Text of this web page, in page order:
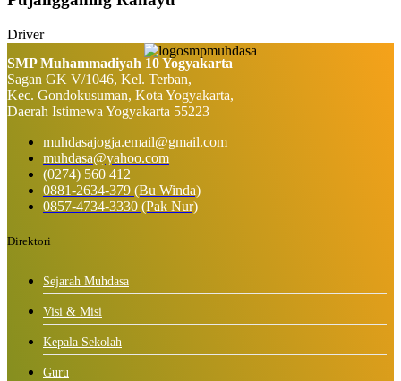
Driver
SMP Muhammadiyah 10 Yogyakarta
Sagan GK V/1046, Kel. Terban,
Kec. Gondokusuman, Kota Yogyakarta,
Daerah Istimewa Yogyakarta 55223
muhdasajogja.email@gmail.com
muhdasa@yahoo.com
(0274) 560 412
0881-2634-379 (Bu Winda)
0857-4734-3330 (Pak Nur)
Direktori
Sejarah Muhdasa
Visi & Misi
Kepala Sekolah
Guru